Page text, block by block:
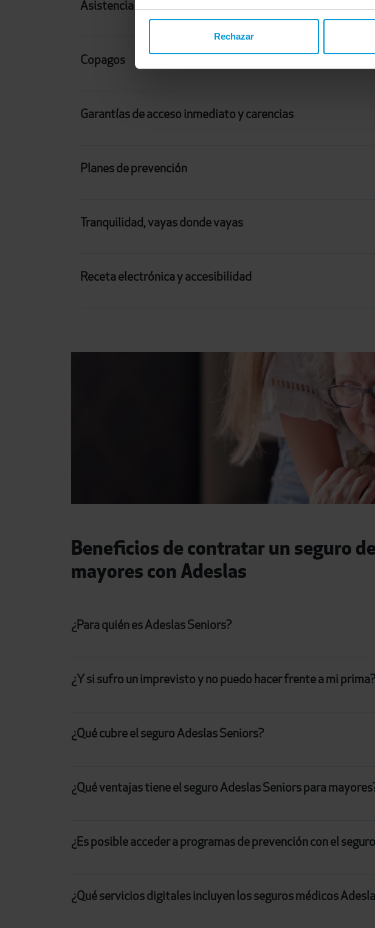
Rechazar
Asistencia en consulta y a domicilio
Copagos
Garantías de acceso inmediato y carencias
Planes de prevención
Tranquilidad, vayas donde vayas
Receta electrónica y accesibilidad
Beneficios de contratar un seguro
mayores con Adeslas
¿Para quién es Adeslas Seniors?
¿Y si sufro un imprevisto y no puedo hacer frente a mi prima?
¿Qué cubre el seguro Adeslas Seniors?
¿Qué ventajas tiene el seguro Adeslas Seniors para
¿Es posible acceder a programas de prevención con el
¿Qué servicios digitales incluyen los seguros médicos